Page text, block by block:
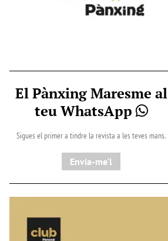
El Pànxing Maresme al
teu WhatsApp
Sigues el primer a tindre la revista a les teves mans.
Envia-me'l